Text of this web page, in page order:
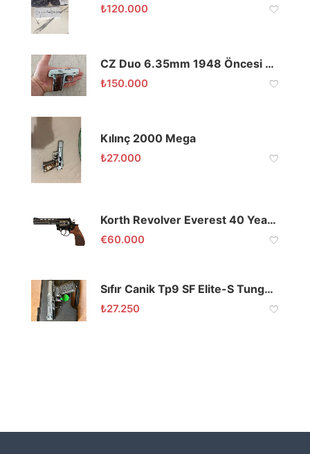
₺120.000
CZ Duo 6.35mm 1948 Öncesi Antika
₺150.000
Kılınç 2000 Mega
₺27.000
Korth Revolver Everest 40 Years Special Edition .357 Mag
€60.000
Sıfır Canik Tp9 SF Elite-S Tungsten
₺27.250